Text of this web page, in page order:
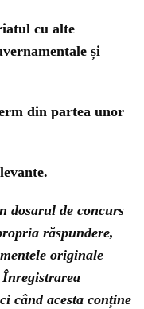
cu alte
și
din partea unor
dosarul de concurs
răspundere,
originale
când acesta conține